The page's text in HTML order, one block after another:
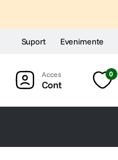
Suport Evenimente
Cont
0